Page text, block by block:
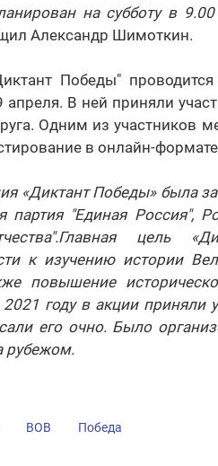
на субботу в
Александр Шимоткин.
Победы"
апреля. В ней приняли
Одним из участников
в онлайн-
«Диктант Победы» была
партия "Единая Россия",
цель
к изучению истории
повышение
году в акции приняли
его очно. Было
рубежом.
ВОВ Победа